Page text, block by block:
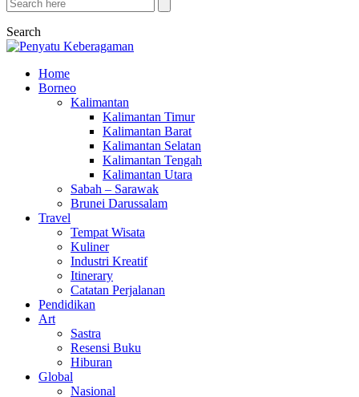
Search
Home
Borneo
Kalimantan
Kalimantan Timur
Kalimantan Barat
Kalimantan Selatan
Kalimantan Tengah
Kalimantan Utara
Sabah – Sarawak
Brunei Darussalam
Travel
Tempat Wisata
Kuliner
Industri Kreatif
Itinerary
Catatan Perjalanan
Pendidikan
Art
Sastra
Resensi Buku
Hiburan
Global
Nasional